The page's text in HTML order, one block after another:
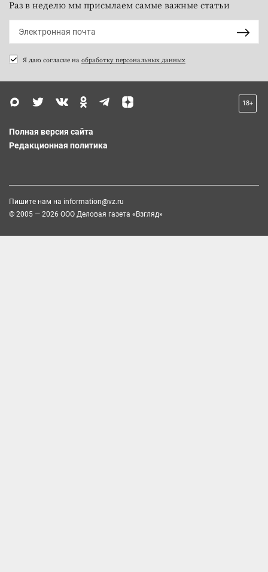
Раз в неделю мы присылаем самые важные статьи
Я даю согласие на обработку персональных данных
18+
Полная версия сайта
Редакционная политика
Пишите нам на information@vz.ru
© 2005 — 2026 ООО Деловая газета «Взгляд»